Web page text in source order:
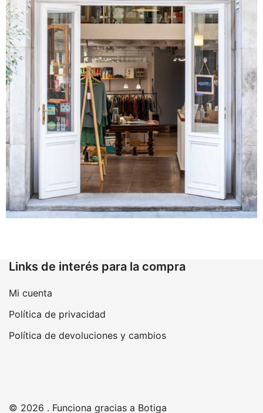
Links de interés para la compra
Mi cuenta
Política de privacidad
Política de devoluciones y cambios
© 2026 . Funciona gracias a Botiga